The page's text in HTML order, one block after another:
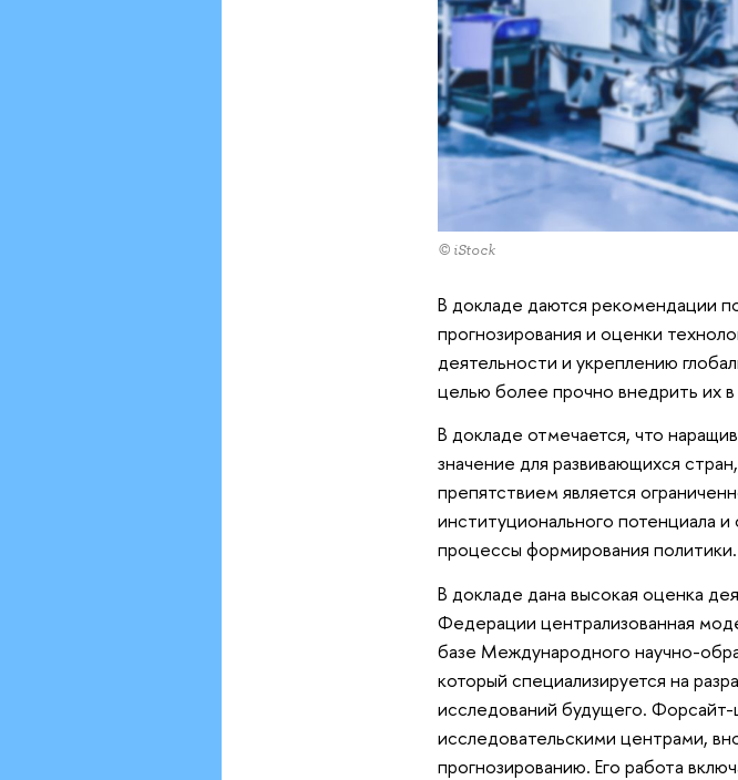
© iStock
В докладе даются рекомендации
прогнозирования и оценки
деятельности и укреплению
целью более прочно внедрить их в
В докладе отмечается, что
значение для развивающихся
препятствием является
институционального потенциала и
процессы формирования политики.
В докладе дана высокая оценка
Федерации централизованная
базе Международного научно-
который специализируется на
исследований будущего.
исследовательскими центрами,
прогнозированию. Его работа